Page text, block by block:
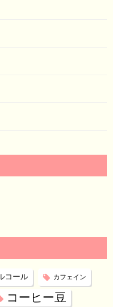
コール カフェイン
コーヒー豆